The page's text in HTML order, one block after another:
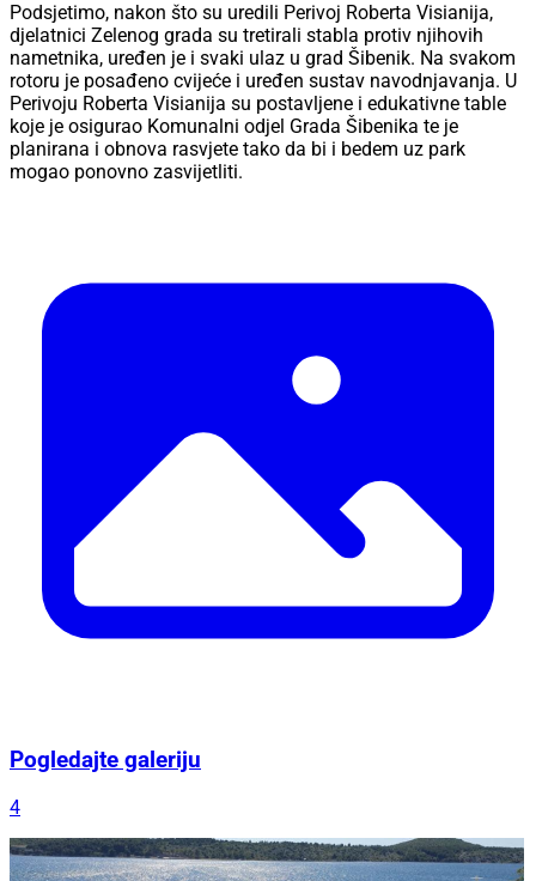
Podsjetimo, nakon što su uredili Perivoj Roberta Visianija,
djelatnici Zelenog grada su tretirali stabla protiv njihovih
nametnika, uređen je i svaki ulaz u grad Šibenik. Na svakom
rotoru je posađeno cvijeće i uređen sustav navodnjavanja. U
Perivoju Roberta Visianija su postavljene i edukativne table
koje je osigurao Komunalni odjel Grada Šibenika te je
planirana i obnova rasvjete tako da bi i bedem uz park
mogao ponovno zasvijetliti.
Pogledajte galeriju
4